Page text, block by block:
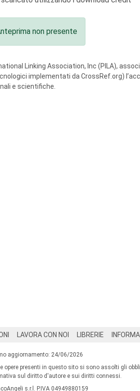
non presente
Linking Association, Inc (PILA),
implementati da CrossRef.org)
e scientifiche.
LAVORA CON NOI LIBRERIE
aggiornamento: 24/06/2026
opere presenti in questo sito si sono assolti gli
sul diritto d'autore e sui diritti connessi.
s.r.l. P.IVA 04949880159